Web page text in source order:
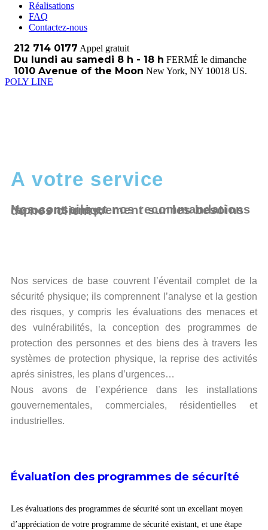
Réalisations
FAQ
Contactez-nous
212 714 0177 Appel gratuit
Du lundi au samedi 8 h - 18 h FERMÉ le dimanche
1010 Avenue of the Moon New York, NY 10018 US.
POLY LINE
A votre service
Nos conseils et nos recommandations reposent uniquement sur les besoins de nos clients.
Nos services de base couvrent l’éventail complet de la
sécurité physique; ils comprennent l’analyse et la gestion
des risques, y compris les évaluations des menaces et
des vulnérabilités, la conception des programmes de
protection des personnes et des biens des à travers les
systèmes de protection physique, la reprise des activités
aprés sinistres, les plans d’urgences…
Nous avons de l’expérience dans les installations
gouvernementales, commerciales, résidentielles et
industrielles.
Évaluation des programmes de sécurité
Les évaluations des programmes de sécurité sont un excellant moyen
d’appréciation de votre programme de sécurité existant, et une étape